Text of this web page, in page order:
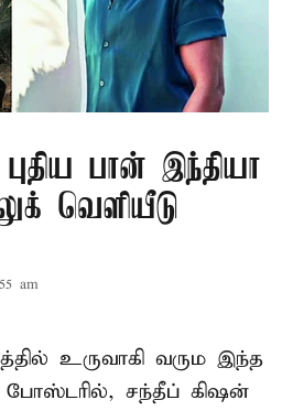
பான் இந்தியா
வெளியீடு
am
உருவாகி வரும இந்த
போஸ்டரில், சந்தீப் கிஷன்